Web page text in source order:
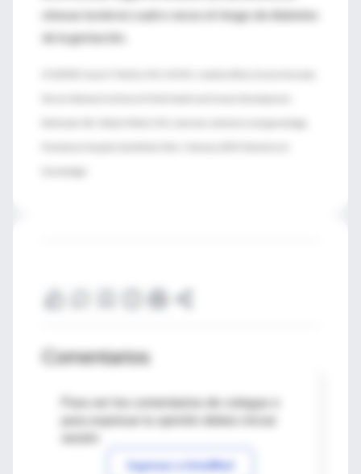
obesas tuvieron cuatro veces el riesgo de diabetes
de la gestación.
Comentarios
Para ver los comentarios de colegas o
Ingresar a IntraMed